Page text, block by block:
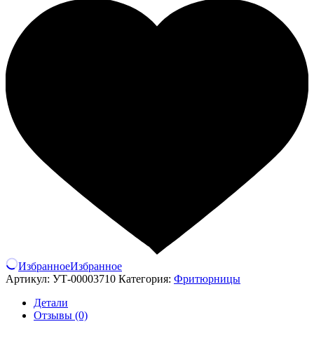
ИзбранноеИзбранное
Артикул: УТ-00003710 Категория: Фритюрницы
Детали
Отзывы (0)